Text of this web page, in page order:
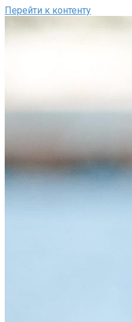
Перейти к контенту